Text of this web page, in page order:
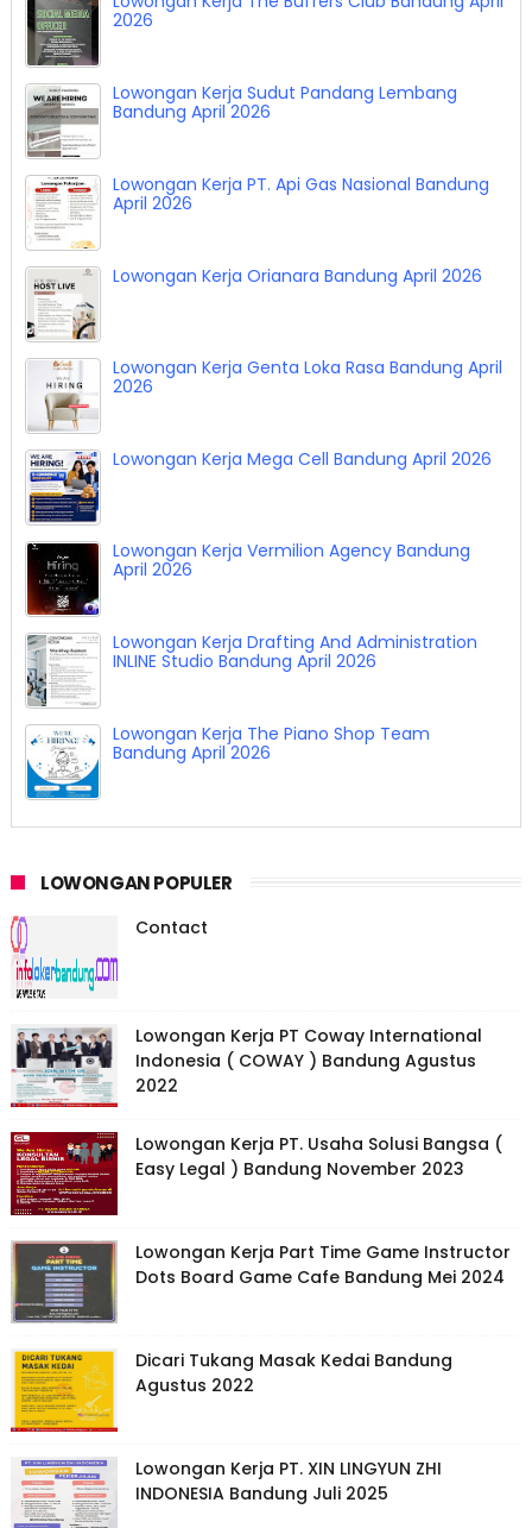
2026
Lowongan Kerja Sudut Pandang Lembang
Bandung April 2026
Lowongan Kerja PT. Api Gas Nasional Bandung
April 2026
Lowongan Kerja Orianara Bandung April 2026
Lowongan Kerja Genta Loka Rasa Bandung April
2026
Lowongan Kerja Mega Cell Bandung April 2026
Lowongan Kerja Vermilion Agency Bandung
April 2026
Lowongan Kerja Drafting And Administration
INLINE Studio Bandung April 2026
Lowongan Kerja The Piano Shop Team
Bandung April 2026
LOWONGAN POPULER
Contact
Lowongan Kerja PT Coway International
Indonesia ( COWAY ) Bandung Agustus
2022
Lowongan Kerja PT. Usaha Solusi Bangsa (
Easy Legal ) Bandung November 2023
Lowongan Kerja Part Time Game Instructor
Dots Board Game Cafe Bandung Mei 2024
Dicari Tukang Masak Kedai Bandung
Agustus 2022
Lowongan Kerja PT. XIN LINGYUN ZHI
INDONESIA Bandung Juli 2025